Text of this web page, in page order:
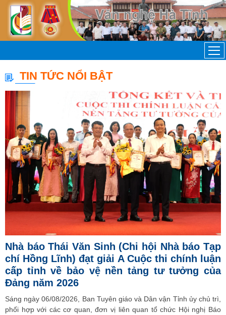
TIN TỨC NỔI BẬT
Nhà báo Thái Văn Sinh (Chi hội Nhà báo Tạp
chí Hồng Lĩnh) đạt giải A Cuộc thi chính luận
cấp tỉnh về bảo vệ nền tảng tư tưởng của
Đảng năm 2026
Sáng ngày 06/08/2026, Ban Tuyên giáo và Dân vận Tỉnh ủy chủ trì,
phối hợp với các cơ quan, đơn vị liên quan tổ chức Hội nghị Báo